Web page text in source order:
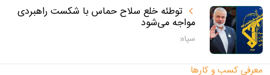
توطئه خلع سلاح حماس با شکست راهبردی
مواجه می‌شود
سپاه:
معرفی کسب و کارها